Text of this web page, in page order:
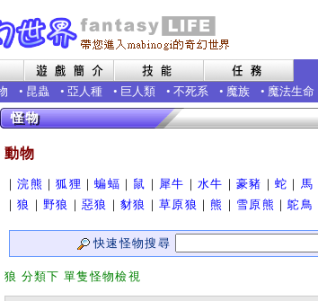
• 昆蟲 • 亞人種 • 巨人類 • 不死系 • 魔族 • 魔法生命
動物
｜浣熊 ｜狐狸 ｜蝙蝠 ｜ 鼠 ｜ 犀牛 ｜水牛 ｜豪豬 ｜蛇 ｜ 馬
｜狼 ｜野狼 ｜惡狼 ｜豺狼 ｜草原狼 ｜熊 ｜ 雪原熊 ｜鴕鳥
快速怪物搜尋
狼 分類下 單隻怪物檢視